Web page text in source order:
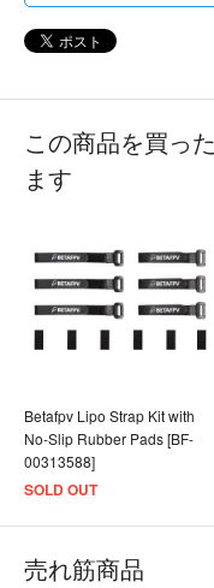
この商品を買っ
ます
Betafpv Lipo Strap Kit with
No-Slip Rubber Pads [BF-
00313588]
SOLD OUT
売れ筋商品